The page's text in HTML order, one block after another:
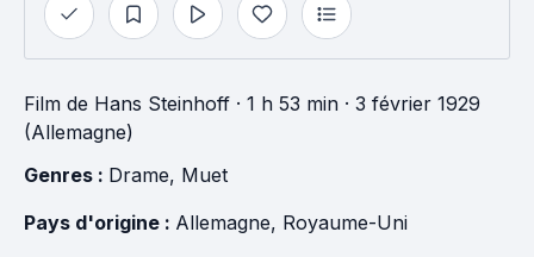
Film de Hans Steinhoff · 1 h 53 min · 3 février 1929
(Allemagne)
Genres : Drame, Muet
Pays d'origine : Allemagne, Royaume-Uni